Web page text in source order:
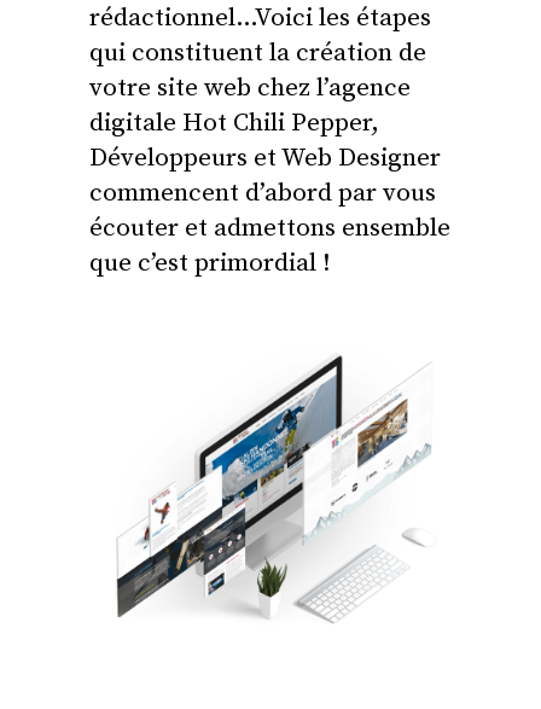
rédactionnel…Voici les étapes
qui constituent la création de
votre site web chez l’agence
digitale Hot Chili Pepper,
Développeurs et Web Designer
commencent d’abord par vous
écouter et admettons ensemble
que c’est primordial !